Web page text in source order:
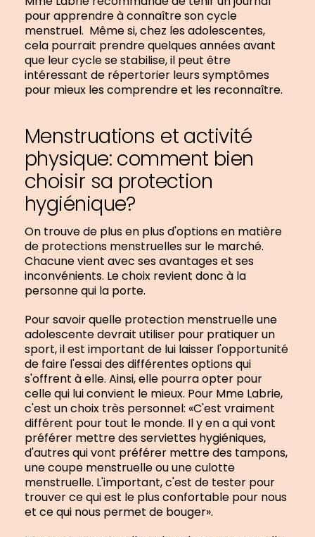
pour apprendre à connaître son cycle
menstruel. Même si, chez les adolescentes,
cela pourrait prendre quelques années avant
que leur cycle se stabilise, il peut être
intéressant de répertorier leurs symptômes
pour mieux les comprendre et les reconnaître.
Menstruations et activité
physique: comment bien
choisir sa protection
hygiénique?
On trouve de plus en plus d'options en matière
de protections menstruelles sur le marché.
Chacune vient avec ses avantages et ses
inconvénients. Le choix revient donc à la
personne qui la porte.
Pour savoir quelle protection menstruelle une
adolescente devrait utiliser pour pratiquer un
sport, il est important de lui laisser l'opportunité
de faire l'essai des différentes options qui
s'offrent à elle. Ainsi, elle pourra opter pour
celle qui lui convient le mieux. Pour Mme Labrie,
c'est un choix très personnel: «C'est vraiment
différent pour tout le monde. Il y en a qui vont
préférer mettre des serviettes hygiéniques,
d'autres qui vont préférer mettre des tampons,
une coupe menstruelle ou une culotte
menstruelle. L'important, c'est de tester pour
trouver ce qui est le plus confortable pour nous
et ce qui nous permet de bouger».